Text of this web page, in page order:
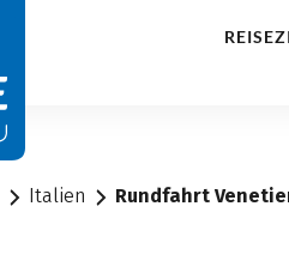
Italien Rundfahrt